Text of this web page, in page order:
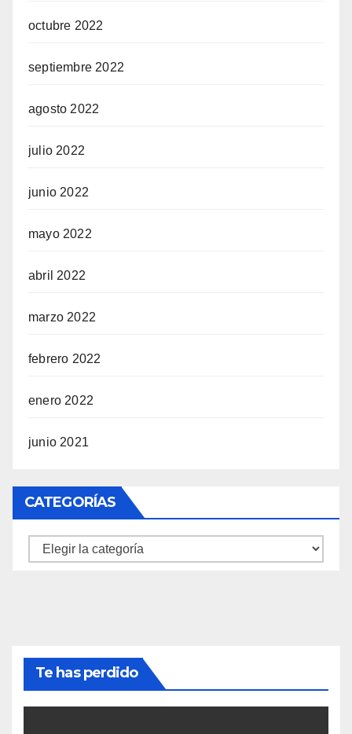
octubre 2022
septiembre 2022
agosto 2022
julio 2022
junio 2022
mayo 2022
abril 2022
marzo 2022
febrero 2022
enero 2022
junio 2021
CATEGORÍAS
Categorías
Te has perdido